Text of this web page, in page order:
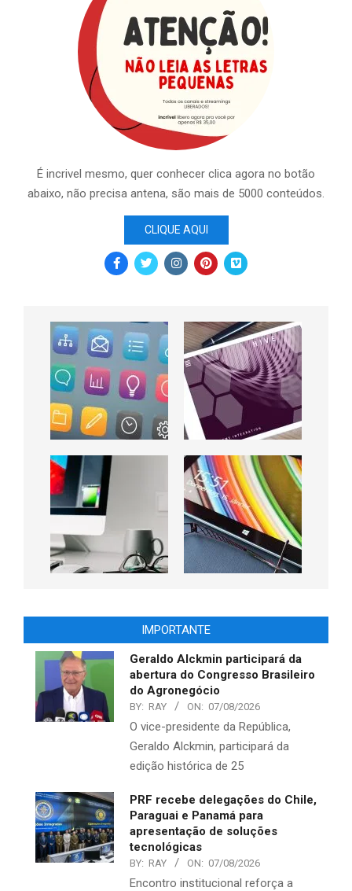
É incrivel mesmo, quer conhecer clica agora no botão
abaixo, não precisa antena, são mais de 5000 conteúdos.
CLIQUE AQUI
IMPORTANTE
Geraldo Alckmin participará da
abertura do Congresso Brasileiro
do Agronegócio
BY: RAY ON: 07/08/2026
O vice-presidente da República,
Geraldo Alckmin, participará da
edição histórica de 25
PRF recebe delegações do Chile,
Paraguai e Panamá para
apresentação de soluções
tecnológicas
BY: RAY ON: 07/08/2026
Encontro institucional reforça a